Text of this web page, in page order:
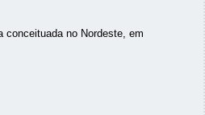
conceituada no Nordeste, em